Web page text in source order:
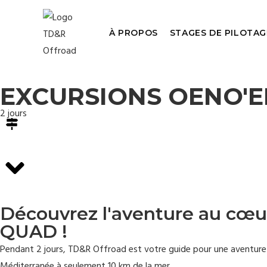
À PROPOS STAGES DE
EXCURSIONS
2 jours
Découvrez l'aventure au
QUAD !
Pendant 2 jours, TD&R Offroad est votre guide pour une